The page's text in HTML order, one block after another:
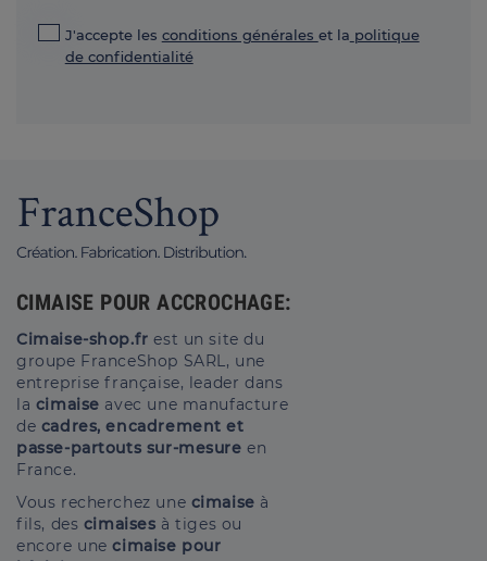
J'accepte les conditions générales et la politique
de confidentialité
CIMAISE POUR ACCROCHAGE:
Cimaise-shop.fr est un site du
groupe FranceShop SARL, une
entreprise française, leader dans
la cimaise avec une manufacture
de cadres, encadrement et
passe-partouts sur-mesure en
France.
Vous recherchez une cimaise à
fils, des cimaises à tiges ou
encore unecimaise pour